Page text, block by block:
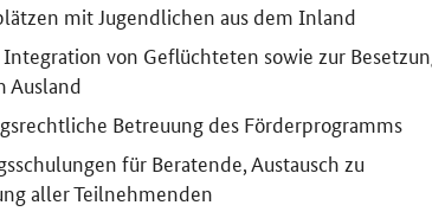
mit Jugendlichen aus dem Inland
von Geflüchteten sowie zur
Ausland
Betreuung des Förderprogramms
für Beratende, Austausch zu
aller Teilnehmenden